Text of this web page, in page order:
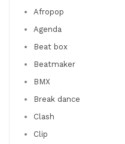
Afropop
Agenda
Beat box
Beatmaker
BMX
Break dance
Clash
Clip